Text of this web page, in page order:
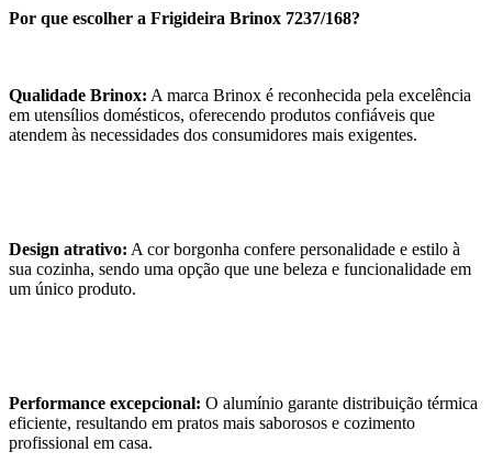
Por que escolher a Frigideira Brinox 7237/168?
Qualidade Brinox: A marca Brinox é reconhecida pela excelência
em utensílios domésticos, oferecendo produtos confiáveis que
atendem às necessidades dos consumidores mais exigentes.
Design atrativo: A cor borgonha confere personalidade e estilo à
sua cozinha, sendo uma opção que une beleza e funcionalidade em
um único produto.
Performance excepcional: O alumínio garante distribuição térmica
eficiente, resultando em pratos mais saborosos e cozimento
profissional em casa.